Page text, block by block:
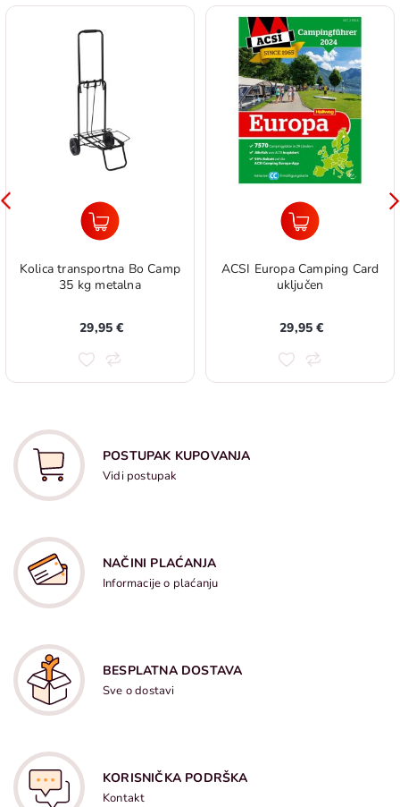
Kolica transportna Bo Camp
35 kg metalna
29,95 €
ACSI Europa Camping Card
uključen
29,95 €
POSTUPAK KUPOVANJA
Vidi postupak
NAČINI PLAĆANJA
Informacije o plaćanju
BESPLATNA DOSTAVA
Sve o dostavi
KORISNIČKA PODRŠKA
Kontakt